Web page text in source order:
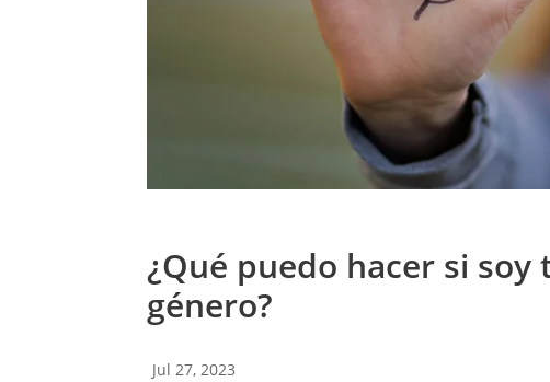
¿Qué puedo hacer si
género?
Jul 27, 2023